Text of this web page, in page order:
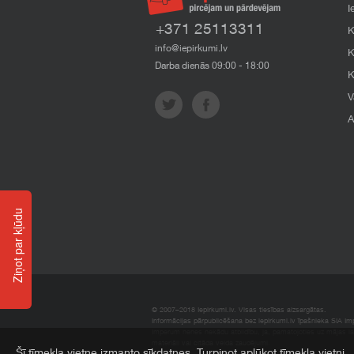
+371 25113311
info@iepirkumi.lv
Darba dienās 09:00 - 18:00
© 2007–2018 Iepirkumi.lv. Visas tiesības aizsargātas.
Informācijas pārpublicēšana bez iepirkumi.lv īpašnieka SIA
Ziņot par kļūdu